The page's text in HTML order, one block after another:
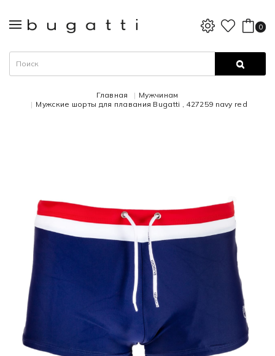
0
Главная
Мужчинам
Мужские шорты для плавания Bugatti , 427259 navy red